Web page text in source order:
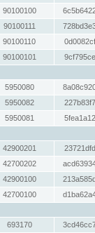
90100100
90100111
90100110
90100101
5950080
5950082
5950081
42900201
42700202
42900100
42700100
693170